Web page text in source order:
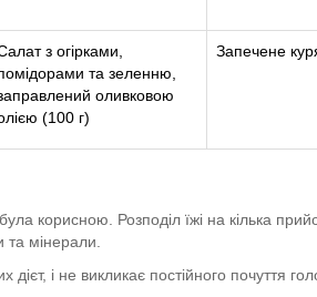
з огірками,
та зеленню,
оливковою
(100 г)
Запечене
корисною. Розподіл їжі на кілька
та мінерали.
і не викликає постійного почуття